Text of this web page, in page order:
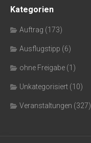
Kategorien
Auftrag (173)
Ausflugstipp (6)
ohne Freigabe (1)
Unkategorisiert (10)
Veranstaltungen (327)